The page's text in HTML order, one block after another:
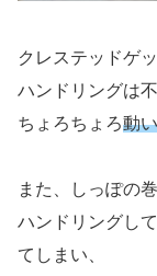
クレステッドゲ
ハンドリングは
ちょろちょろ動
また、しっぽの
ハンドリングし
てしまい、